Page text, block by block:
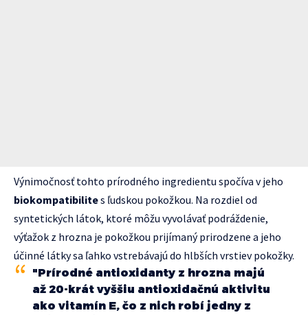
Výnimočnosť tohto prírodného ingredientu spočíva v jeho
biokompatibilites ľudskou pokožkou. Na rozdiel od
syntetických látok, ktoré môžu vyvolávať podráždenie,
výťažok z hrozna je pokožkou prijímaný prirodzene a jeho
účinné látky sa ľahko vstrebávajú do hlbších vrstiev pokožky.
"Prírodné antioxidanty z hrozna majú
až 20-krát vyššiu antioxidačnú aktivitu
ako vitamín E, čo z nich robí jedny z